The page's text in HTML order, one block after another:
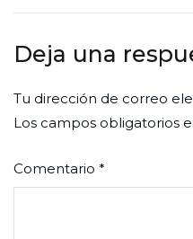
Deja una
Tu dirección de correo
Los campos obligatorios
Comentario *